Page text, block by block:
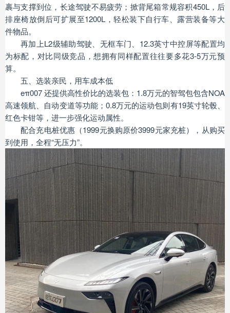
裹与支撑到位，长途驾驶不易疲劳；掀背尾箱常规容积450L，后
排座椅放倒后可扩展至1200L，轻松装下自行车、露营装备等大
件物品。
再加上L2级辅助驾驶、无框车门、12.3英寸中控屏等配置均
为标配，对比同级竞品，想拥有同样配置往往要多花3-5万元预
算。
五、选装亲民，用车成本低
eπ007 还提供高性价比的选装包：1.8万元的智驾包包含NOA
高速领航、自动变道等功能；0.8万元的运动包则有19英寸轮毂、
红色卡钳等，进一步强化运动属性。
配合充电桩优惠（1999元换购原价3999元家充桩），从购买
到使用，全程“无压力”。